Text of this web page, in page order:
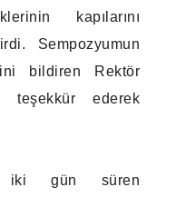
kapılarını
Sempozyumun
bildiren Rektör
teşekkür ederek
iki gün süren